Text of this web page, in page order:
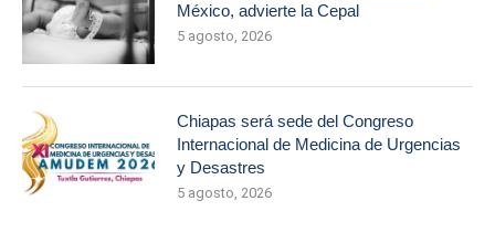
México, advierte la Cepal
5 agosto, 2026
Chiapas será sede del Congreso
Internacional de Medicina de Urgencias
y Desastres
5 agosto, 2026